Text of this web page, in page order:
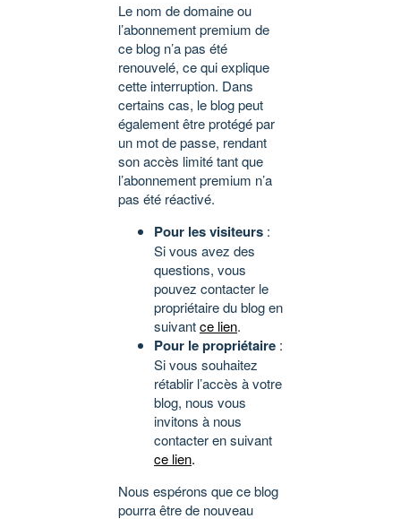
Le nom de domaine ou
l’abonnement premium de
ce blog n’a pas été
renouvelé, ce qui explique
cette interruption. Dans
certains cas, le blog peut
également être protégé par
un mot de passe, rendant
son accès limité tant que
l’abonnement premium n’a
pas été réactivé.
Pour les visiteurs :
Si vous avez des
questions, vous
pouvez contacter le
propriétaire du blog en
suivantce lien.
Pour le propriétaire :
Si vous souhaitez
rétablir l’accès à votre
blog, nous vous
invitons à nous
contacter en suivant
ce lien.
Nous espérons que ce blog
pourra être de nouveau